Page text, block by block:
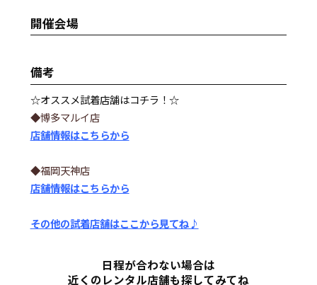
開催会場
備考
☆オススメ試着店舗はコチラ！☆
◆博多マルイ店
店舗情報はこちらから
◆福岡天神店
店舗情報はこちらから
その他の試着店舗はここから見てね♪
日程が合わない場合は
近くのレンタル店舗も探してみてね